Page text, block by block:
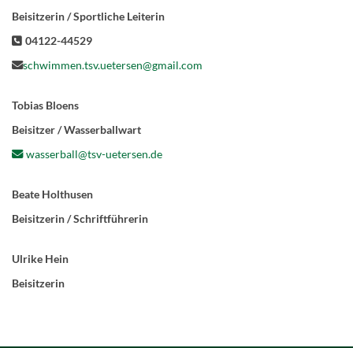
Beisitzerin / Sportliche Leiterin
04122-44529
schwimmen.tsv.uetersen@gmail.com
Tobias Bloens
Beisitzer / Wasserballwart
wasserball@tsv-uetersen.de
Beate Holthusen
Beisitzerin / Schriftführerin
Ulrike Hein
Beisitzerin